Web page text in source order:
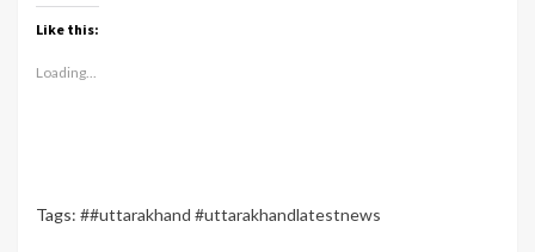
Like this:
Loading...
Tags: ##uttarakhand #uttarakhandlatestnews